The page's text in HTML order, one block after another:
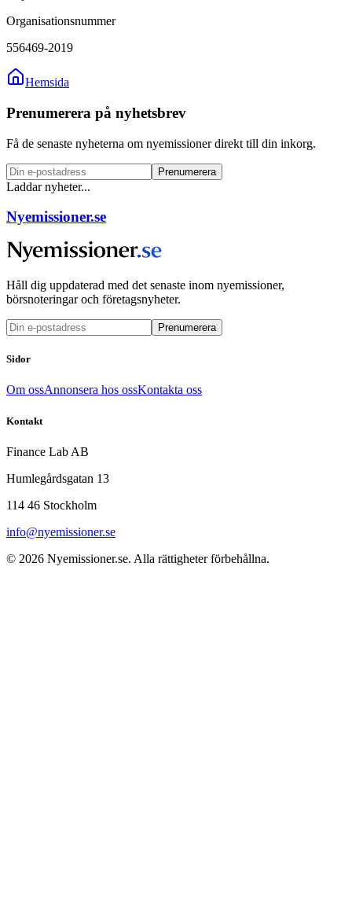
Organisationsnummer
556469-2019
Hemsida
Prenumerera på nyhetsbrev
Få de senaste nyheterna om nyemissioner direkt till din inkorg.
Prenumerera
Laddar nyheter...
Nyemissioner.se
Håll dig uppdaterad med det senaste inom nyemissioner,
börsnoteringar och företagsnyheter.
Prenumerera
Sidor
Om ossAnnonsera hos ossKontakta oss
Kontakt
Finance Lab AB
Humlegårdsgatan 13
114 46 Stockholm
info@nyemissioner.se
© 2026 Nyemissioner.se. Alla rättigheter förbehållna.